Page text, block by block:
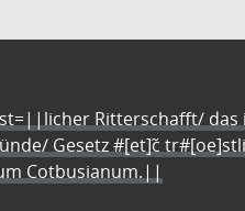
Ritterschafft/
Gesetz #[et]c̃
Cotbusianum.||